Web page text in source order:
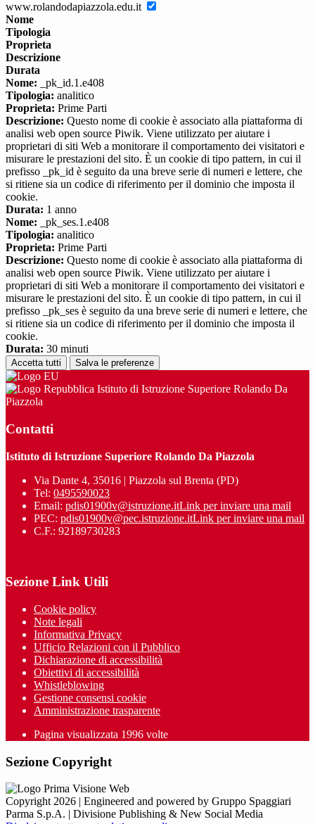
www.rolandodapiazzola.edu.it
Nome
Tipologia
Proprieta
Descrizione
Durata
Nome: _pk_id.1.e408
Tipologia: analitico
Proprieta: Prime Parti
Descrizione: Questo nome di cookie è associato alla piattaforma di
analisi web open source Piwik. Viene utilizzato per aiutare i
proprietari di siti Web a monitorare il comportamento dei visitatori e
misurare le prestazioni del sito. È un cookie di tipo pattern, in cui il
prefisso _pk_id è seguito da una breve serie di numeri e lettere, che
si ritiene sia un codice di riferimento per il dominio che imposta il
cookie.
Durata: 1 anno
Nome: _pk_ses.1.e408
Tipologia: analitico
Proprieta: Prime Parti
Descrizione: Questo nome di cookie è associato alla piattaforma di
analisi web open source Piwik. Viene utilizzato per aiutare i
proprietari di siti Web a monitorare il comportamento dei visitatori e
misurare le prestazioni del sito. È un cookie di tipo pattern, in cui il
prefisso _pk_ses è seguito da una breve serie di numeri e lettere, che
si ritiene sia un codice di riferimento per il dominio che imposta il
cookie.
Durata: 30 minuti
Accetta tutti Salva le preferenze
Istituto di Istruzione Superiore Rolando Da
Piazzola
Contatti
Istituto di Istruzione Superiore Rolando Da Piazzola
Via Dante 4, 35016 | Piazzola sul Brenta (PD)
Tel: 0495590023
Email: pdis01900v@istruzione.itLink per inviare una mail
PEC: pdis01900v@pec.istruzione.itLink per inviare una mail
C.F.: 92189730283
Sezione Link Utili
Cookie policy
Note legali
Informativa Privacy
Ufficio Relazioni con il Pubblico
Dichiarazione di accessibilità
Obiettivi di accessibilità
Whistleblowing
Gestione consensi cookie
Amministrazione trasparente
Pagina visualizzata 1996 volte
Sezione Copyright
Copyright 2026 | Engineered and powered by Gruppo Spaggiari
Parma S.p.A. | Divisione Publishing & New Social Media